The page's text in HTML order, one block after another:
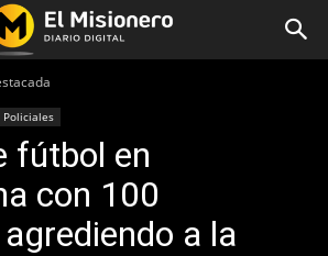
Policiales
fútbol en
con 100
a la